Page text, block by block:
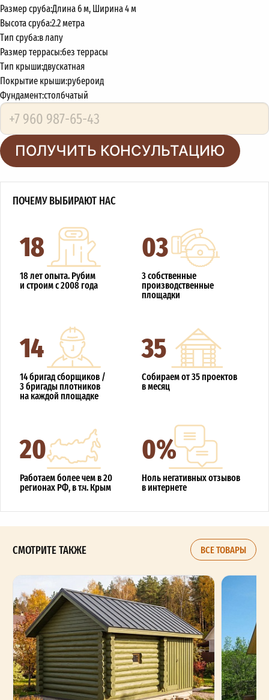
Размер сруба:Длина 6 м, Ширина 4 м
Высота сруба:2.2 метра
Тип сруба:в лапу
Размер террасы:без террасы
Тип крыши:двускатная
Покрытие крыши:рубероид
Фундамент:столбчатый
ПОЛУЧИТЬ КОНСУЛЬТАЦИЮ
ПОЧЕМУ ВЫБИРАЮТ НАС
18
18 лет опыта. Рубим
и строим с 2008 года
03
3 собственные
производственные
площадки
14
14 бригад сборщиков /
3 бригады плотников
на каждой площадке
35
Собираем от 35 проектов
в месяц
20
Работаем более чем в 20
регионах РФ, в т.ч. Крым
0%
Ноль негативных отзывов
в интернете
СМОТРИТЕ ТАКЖЕ ВСЕ ТОВАРЫ